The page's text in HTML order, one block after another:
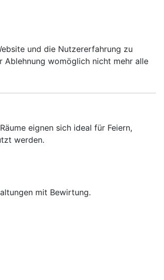
eignen sich ideal für Feiern,
werden.
mit Bewirtung.
und die Nutzererfahrung zu
Ablehnung womöglich nicht mehr alle